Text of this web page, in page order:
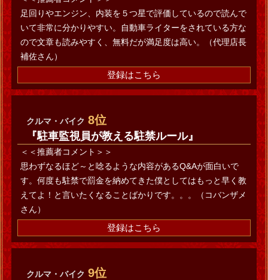
足回りやエンジン、内装を５つ星で評価しているので読んで
いて非常に分かりやすい。自動車ライターをされている方な
ので文章も読みやすく、無料だが満足度は高い。（代理店長
補佐さん）
登録はこちら
クルマ・バイク 8位
『駐車監視員が教える駐禁ルール』
＜＜推薦者コメント＞＞
思わずなるほど～と唸るような内容があるQ&Aが面白いで
す。何度も駐禁で罰金を納めてきた僕としてはもっと早く教
えてよ！と言いたくなることばかりです。。。（コバンザメ
さん）
登録はこちら
クルマ・バイク 9位